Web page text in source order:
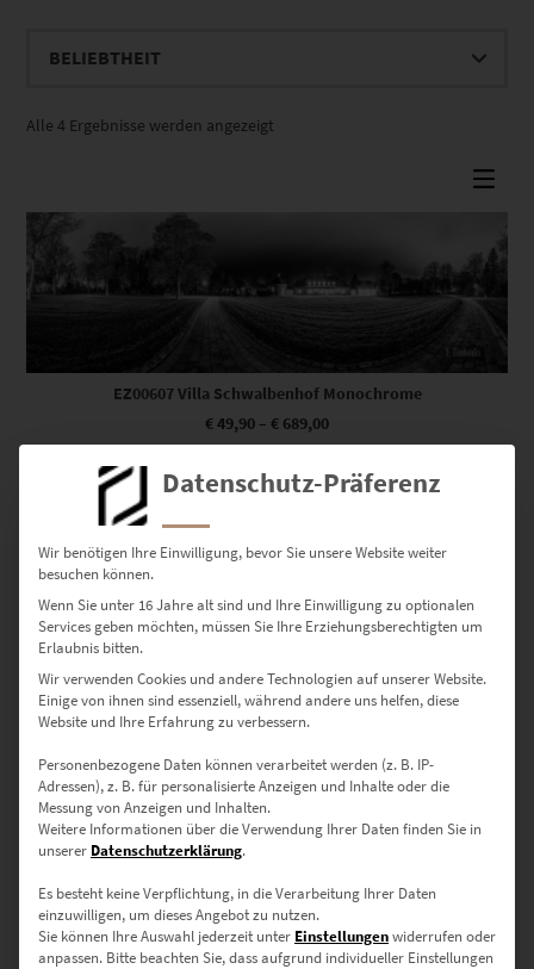
Alle 4 Ergebnisse werden angezeigt
EZ00607 Villa Schwalbenhof Monochrome
€49,90 – € 689,00
Versand
Lieferzeit: ca. 10 Werktage
EZ00383 Starburst
€24,90 –€999,00
Datenschutz-Präferenz
Wir benötigen Ihre Einwilligung, bevor Sie unsere Website weiter
besuchen können.
Wenn Sie unter 16 Jahre alt sind und Ihre Einwilligung zu optionalen
Services geben möchten, müssen Sie Ihre Erziehungsberechtigten um
Erlaubnis bitten.
Wir verwenden Cookies und andere Technologien auf unserer Website.
Einige von ihnen sind essenziell, während andere uns helfen, diese
Website und Ihre Erfahrung zu verbessern.
Personenbezogene Daten können verarbeitet werden (z. B. IP-
Adressen), z. B. für personalisierte Anzeigen und Inhalte oder die
Messung von Anzeigen und Inhalten.
Weitere Informationen über die Verwendung Ihrer Daten finden Sie in
unserer Datenschutzerklärung.
Es besteht keine Verpflichtung, in die Verarbeitung Ihrer Daten
einzuwilligen, um dieses Angebot zu nutzen.
Sie können Ihre Auswahl jederzeit unter Einstellungenwiderrufen oder
anpassen. Bitte beachten Sie, dass aufgrund individueller Einstellungen